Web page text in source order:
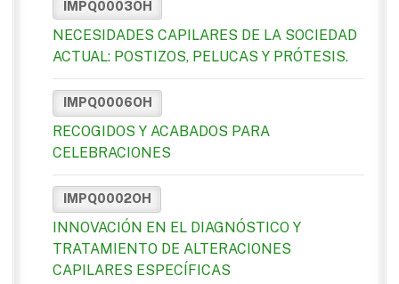
IMPQ0003OH
NECESIDADES CAPILARES DE LA SOCIEDAD
ACTUAL: POSTIZOS, PELUCAS Y PRÓTESIS.
IMPQ0006OH
RECOGIDOS Y ACABADOS PARA
CELEBRACIONES
IMPQ0002OH
INNOVACIÓN EN EL DIAGNÓSTICO Y
TRATAMIENTO DE ALTERACIONES
CAPILARES ESPECÍFICAS